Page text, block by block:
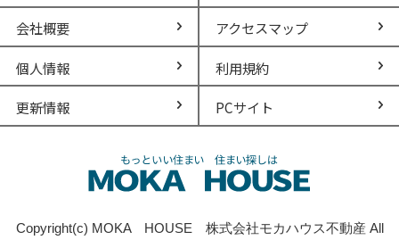
会社概要 アクセスマップ
個人情報 利用規約
更新情報 PCサイト
Copyright(c) MOKA HOUSE 株式会社モカハウス不動産 All